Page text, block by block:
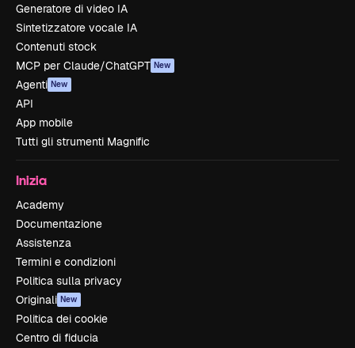
Generatore di video IA
Sintetizzatore vocale IA
Contenuti stock
MCP per Claude/ChatGPT New
Agenti New
API
App mobile
Tutti gli strumenti Magnific
Inizia
Academy
Documentazione
Assistenza
Termini e condizioni
Politica sulla privacy
Originali New
Politica dei cookie
Centro di fiducia